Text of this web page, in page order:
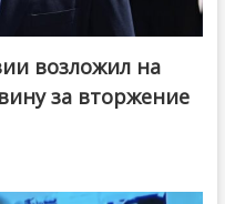
возложил на
за вторжение